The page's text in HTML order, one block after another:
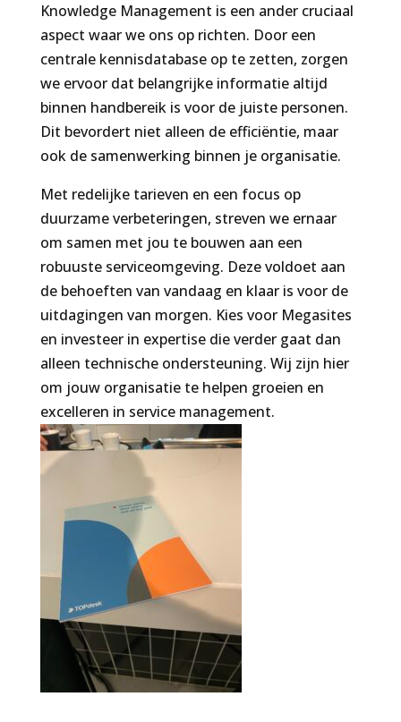
Knowledge Management is een ander cruciaal
aspect waar we ons op richten. Door een
centrale kennisdatabase op te zetten, zorgen
we ervoor dat belangrijke informatie altijd
binnen handbereik is voor de juiste personen.
Dit bevordert niet alleen de efficiëntie, maar
ook de samenwerking binnen je organisatie.
Met redelijke tarieven en een focus op
duurzame verbeteringen, streven we ernaar
om samen met jou te bouwen aan een
robuuste serviceomgeving. Deze voldoet aan
de behoeften van vandaag en klaar is voor de
uitdagingen van morgen. Kies voor Megasites
en investeer in expertise die verder gaat dan
alleen technische ondersteuning. Wij zijn hier
om jouw organisatie te helpen groeien en
excelleren in service management.